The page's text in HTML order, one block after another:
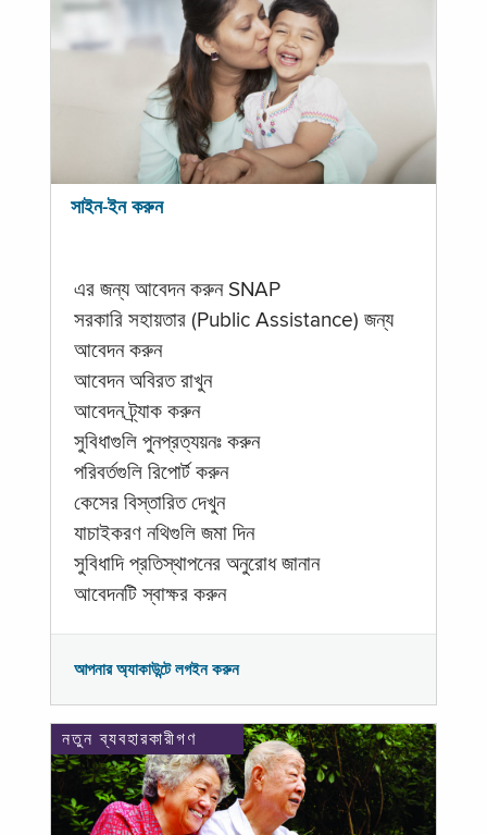
সাইন-ইন করুন
এর জন্য আবেদন করুন SNAP
সরকারি সহায়তার (Public Assistance) জন্য
আবেদন করুন
আবেদন অবিরত রাখুন
আবেদন ট্র্যাক করুন
সুবিধাগুলি পুনপ্রত্যয়নঃ করুন
পরিবর্তগুলি রিপোর্ট করুন
কেসের বিস্তারিত দেখুন
যাচাইকরণ নথিগুলি জমা দিন
সুবিধাদি প্রতিস্থাপনের অনুরোধ জানান
আবেদনটি স্বাক্ষর করুন
আপনার অ্যাকাউন্টে লগইন করুন
নতুন ব্যবহারকারীগণ